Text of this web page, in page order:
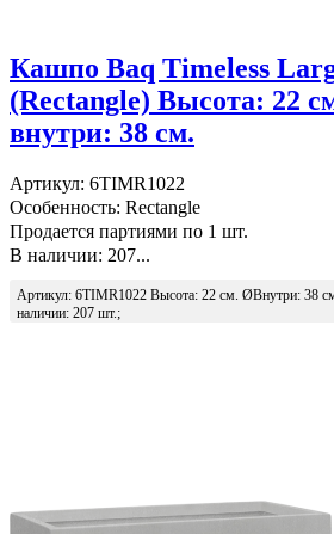
Кашпо Baq Timeless
(Rectangle) Высота: 22
внутри: 38 см.
Артикул: 6TIMR1022
Особенность: Rectangle
Продается партиями по 1 шт.
В наличии: 207...
Артикул: 6TIMR1022 Высота: 22 см. ØВнутри: 38
наличии: 207 шт.;